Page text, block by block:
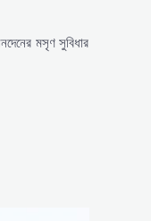
মসৃণ সুবিধার